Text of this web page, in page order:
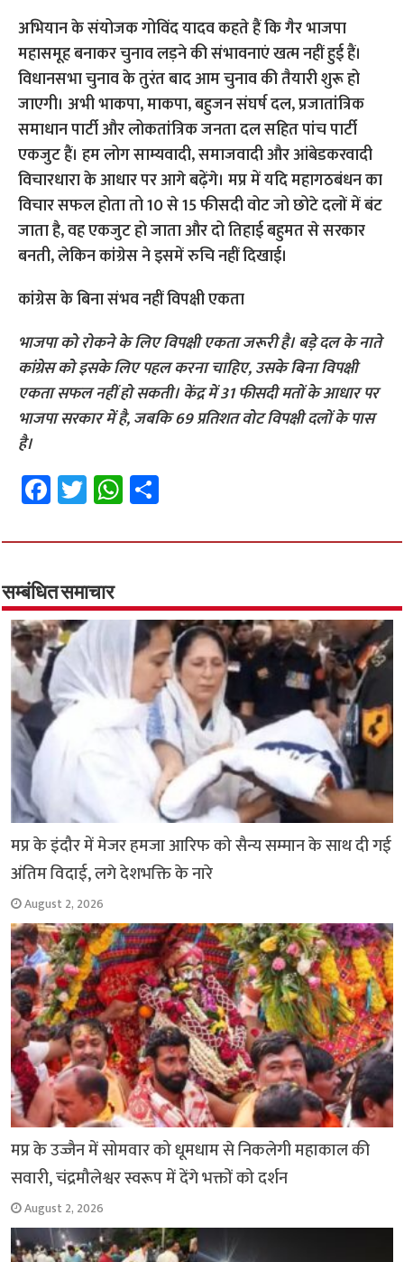
अभियान के संयोजक गोविंद यादव कहते हैं कि गैर भाजपा
महासमूह बनाकर चुनाव लड़ने की संभावनाएं खत्म नहीं हुई हैं।
विधानसभा चुनाव के तुरंत बाद आम चुनाव की तैयारी शुरू हो
जाएगी। अभी भाकपा, माकपा, बहुजन संघर्ष दल, प्रजातांत्रिक
समाधान पार्टी और लोकतांत्रिक जनता दल सहित पांच पार्टी
एकजुट हैं। हम लोग साम्यवादी, समाजवादी और आंबेडकरवादी
विचारधारा के आधार पर आगे बढ़ेंगे। मप्र में यदि महागठबंधन का
विचार सफल होता तो 10 से 15 फीसदी वोट जो छोटे दलों में बंट
जाता है, वह एकजुट हो जाता और दो तिहाई बहुमत से सरकार
बनती, लेकिन कांग्रेस ने इसमें रुचि नहीं दिखाई।
कांग्रेस के बिना संभव नहीं विपक्षी एकता
भाजपा को रोकने के लिए विपक्षी एकता जरूरी है। बड़े दल के नाते
कांग्रेस को इसके लिए पहल करना चाहिए, उसके बिना विपक्षी
एकता सफल नहीं हो सकती। केंद्र में 31 फीसदी मतों के आधार पर
भाजपा सरकार में है, जबकि 69 प्रतिशत वोट विपक्षी दलों के पास
है।
Fa
ce
b
o
o
k
T
wi
tt
er
W
h
at
p
p
ar
सम्बंधित समाचार
मप्र के इंदौर में मेजर हमजा आरिफ को सैन्य सम्मान के साथ दी गई
अंतिम विदाई, लगे देशभक्ति के नारे
August 2, 2026
मप्र के उज्जैन में सोमवार को धूमधाम से निकलेगी महाकाल की
सवारी, चंद्रमौलेश्वर स्वरूप में देंगे भक्तों को दर्शन
August 2, 2026